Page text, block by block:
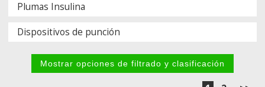
Plumas Insulina
Dispositivos de punción